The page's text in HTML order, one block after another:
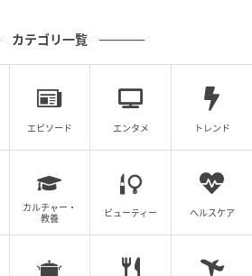
全話一覧を見る
カテゴリ一覧
エピソード エンタメ トレンド
カルチャー・
教養
ビューティー ヘルスケア